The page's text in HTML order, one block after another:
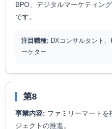
BPO、デジタルマーケティン
です。
注目職種: DXコンサルタント
ーケター
第8
事業内容: ファミリーマートを
ジェクトの推進。